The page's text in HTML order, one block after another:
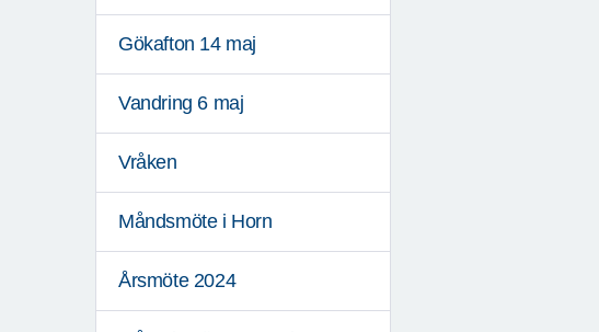
Gökafton 14 maj
Vandring 6 maj
Vråken
Måndsmöte i Horn
Årsmöte 2024